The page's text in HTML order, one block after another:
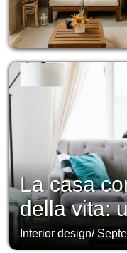
La casa
della vita:
Interior design/